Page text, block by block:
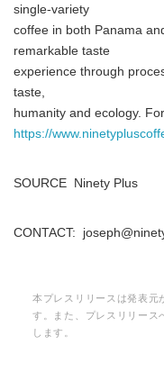
single-variety
coffee in both Panama
remarkable taste
experience through
taste,
humanity and ecology.
https://
SOURCE Ninety Plus
CONTACT:
本プレスリリースは発表元
す。また、プレスリリース
します。